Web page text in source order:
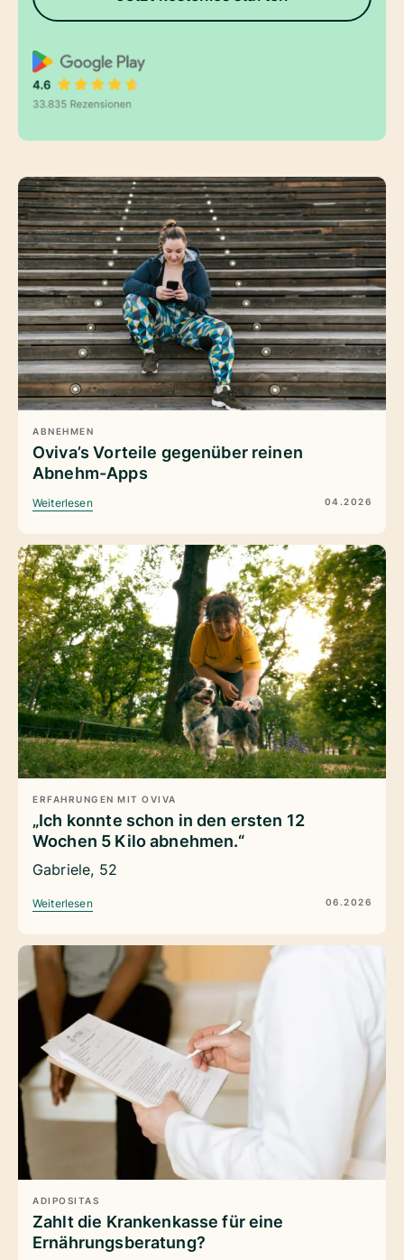
ABNEHMEN
Oviva’s Vorteile gegenüber reinen
Abnehm-Apps
Weiterlesen 04.2026
ERFAHRUNGEN MIT OVIVA
„Ich konnte schon in den ersten 12
Wochen 5 Kilo abnehmen.“
Gabriele, 52
Weiterlesen 06.2026
ADIPOSITAS
Zahlt die Krankenkasse für eine
Ernährungsberatung?